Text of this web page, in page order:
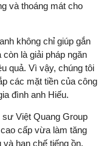
và thoáng mát cho
không chỉ giúp gắn
là giải pháp ngăn
quả. Vì vậy, chúng tôi
các mặt tiền của công
đình anh Hiếu.
Việt Quang Group
cấp vừa làm tăng
hạn chế tiếng ồn,